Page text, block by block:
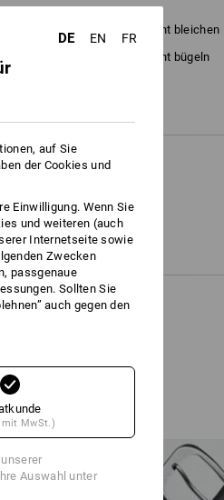
Nicht bleichen
trocknen
Nicht bügeln
werden ohne Inhalt geliefert.
DE EN FR
auf Sie
der Cookies und
Einwilligung. Wenn Sie
und weiteren (auch
Internetseite sowie
Zwecken
passgenaue
Sollten Sie
auch gegen den
MwSt.)
Auswahl unter